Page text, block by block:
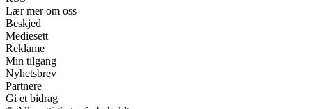
Lær mer om oss
Beskjed
Mediesett
Reklame
Min tilgang
Nyhetsbrev
Partnere
Gi et bidrag